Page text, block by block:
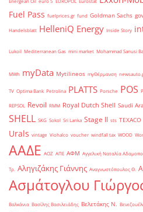
Fuel Pass fuelprices.gr fund Goldman Sachs
Handelsblatt HelleniQ Energy Inside Story
Lukoil Mediterranean Gas mini market Mohammad Sanusi
MWh myData Mytilineos myΘέρμανση
TV Optima Bank Petrolina PLATTS Porsche POS
REPSOL Revoil RMM Royal Dutch Shell Saudi
SHELL SKG Sokol Sri Lanka Stage II sts TEXACO
Urals vintage Viohalco voucher windfall tax WOOD
ΑΑΔΕ ΑΟΖ ΑΠΕ ΑΦΜ Αγγελική Ναταλία
Τρ. Αληγιζάκης Γιάννης Αναγνωστόπουλος Θ.
Ασμάτογλου
Βαλκάνια Βασίλης Βασιλειάδης Βελετάκης Ν.